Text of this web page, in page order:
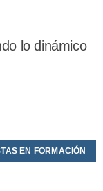
lo dinámico
EN FORMACIÓN